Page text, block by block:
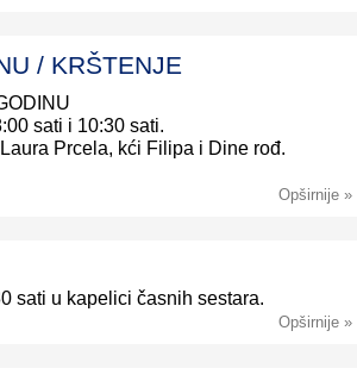
/ KRŠTENJE
sati i 10:30 sati.
Prcela, kći Filipa i Dine rođ.
Opširnije »
sati u kapelici časnih sestara.
Opširnije »